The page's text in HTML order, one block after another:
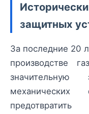
защитных
За последние 20
производстве
механических